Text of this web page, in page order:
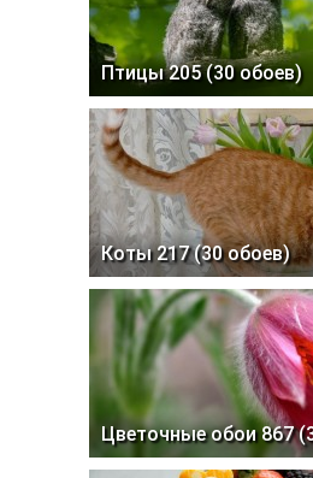
Птицы 205 (30 обоев)
Коты 217 (30 обоев)
Цветочные обои 867